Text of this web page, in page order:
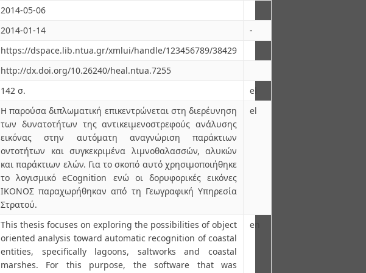
2014-05-06
2014-01-14
-
https://dspace.lib.ntua.gr/xmlui/handle/123456789/38429
http://dx.doi.org/10.26240/heal.ntua.7255
142 σ.
el
Η παρούσα διπλωματική επικεντρώνεται στη διερέυνηση
των δυνατοτήτων της αντικειμενοστρεφούς ανάλυσης
εικόνας στην αυτόματη αναγνώριση παράκτιων
οντοτήτων και συγκεκριμένα λιμνοθαλασσών, αλυκών
και παράκτιων ελών. Για το σκοπό αυτό χρησιμοποιήθηκε
το λογισμικό eCognition ενώ οι δορυφορικές εικόνες
ΙΚΟΝΟΣ παραχωρήθηκαν από τη Γεωγραφική Υπηρεσία
Στρατού.
el
This thesis focuses on exploring the possibilities of object
oriented analysis toward automatic recognition of coastal
entities, specifically lagoons, saltworks and coastal
marshes. For this purpose, the software that was
en